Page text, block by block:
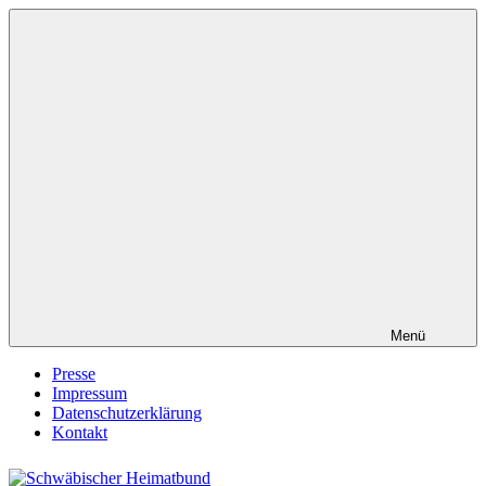
Zum
Menü
Presse
Impressum
Datenschutzerklärung
Kontakt